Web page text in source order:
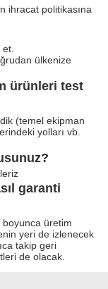
ihracat politikasına
ülkenize
ürünleri test
(temel ekipman
yolları vb.
garanti
üretim
yeri de izlenecek
takip geri
de olacak.